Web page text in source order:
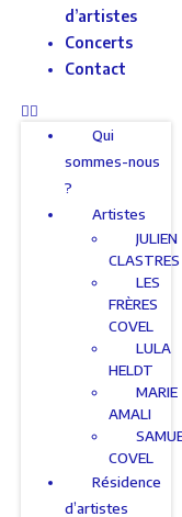
d’artistes
Concerts
Contact
Qui
sommes-nous
?
Artistes
JULIEN
CLASTRES
LES
FRÈRES
COVEL
LULA
HELDT
MARIE
AMALI
COVEL
Résidence
d’artistes